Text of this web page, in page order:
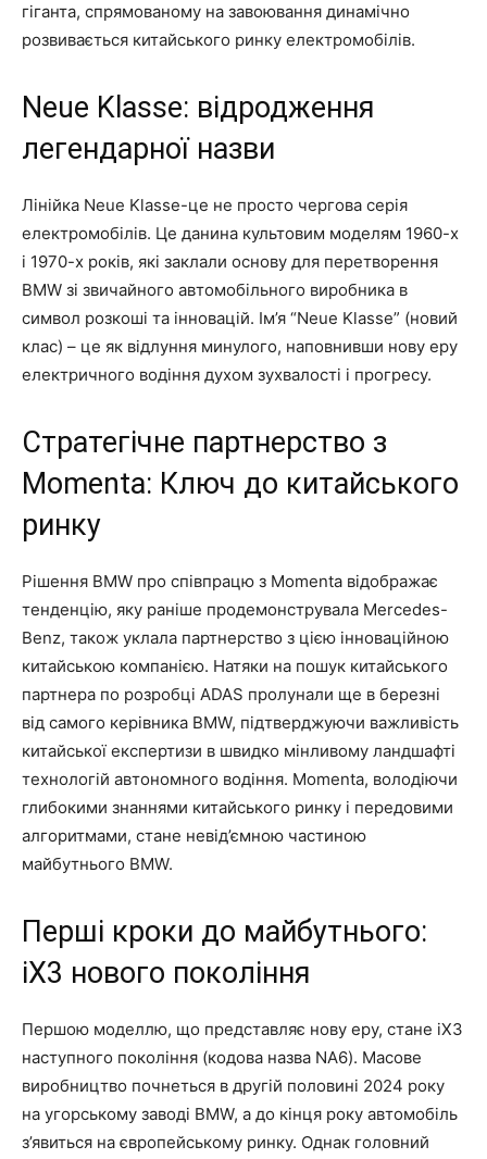
гіганта, спрямованому на завоювання динамічно
розвивається китайського ринку електромобілів.
Neue Klasse: відродження
легендарної назви
Лінійка Neue Klasse-це не просто чергова серія
електромобілів. Це данина культовим моделям 1960-х
і 1970-х років, які заклали основу для перетворення
BMW зі звичайного автомобільного виробника в
символ розкоші та інновацій. Ім’я “Neue Klasse” (новий
клас) – це як відлуння минулого, наповнивши нову еру
електричного водіння духом зухвалості і прогресу.
Стратегічне партнерство з
Momenta: Ключ до китайського
ринку
Рішення BMW про співпрацю з Momenta відображає
тенденцію, яку раніше продемонструвала Mercedes-
Benz, також уклала партнерство з цією інноваційною
китайською компанією. Натяки на пошук китайського
партнера по розробці ADAS пролунали ще в березні
від самого керівника BMW, підтверджуючи важливість
китайської експертизи в швидко мінливому ландшафті
технологій автономного водіння. Momenta, володіючи
глибокими знаннями китайського ринку і передовими
алгоритмами, стане невід’ємною частиною
майбутнього BMW.
Перші кроки до майбутнього:
iX3 нового покоління
Першою моделлю, що представляє нову еру, стане iX3
наступного покоління (кодова назва NA6). Масове
виробництво почнеться в другій половині 2024 року
на угорському заводі BMW, а до кінця року автомобіль
з’явиться на європейському ринку. Однак головний